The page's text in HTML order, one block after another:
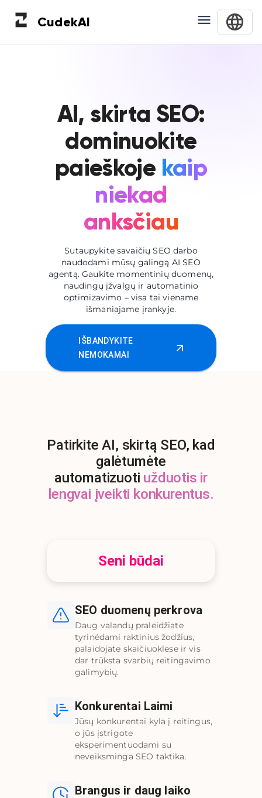
CudekAI
AI, skirta SEO:
dominuokite
paieškoje kaip
niekad
anksčiau
Sutaupykite savaičių SEO darbo
naudodami mūsų galingą AI SEO
agentą. Gaukite momentinių duomenų,
naudingų įžvalgų ir automatinio
optimizavimo – visa tai viename
išmaniajame įrankyje.
IŠBANDYKITE
NEMOKAMAI
Patirkite AI, skirtą SEO, kad
galėtumėte
automatizuoti užduotis ir
lengvai įveikti konkurentus.
Seni būdai
SEO duomenų perkrova
Daug valandų praleidžiate
tyrinėdami raktinius žodžius,
palaidojate skaičiuoklėse ir vis
dar trūksta svarbių reitingavimo
galimybių.
Konkurentai Laimi
Jūsų konkurentai kyla į reitingus,
o jūs įstrigote
eksperimentuodami su
neveiksminga SEO taktika.
Brangus ir daug laiko